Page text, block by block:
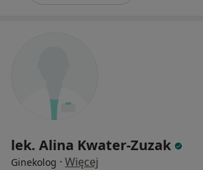
lek. Alina Kwater-Zuzak
Ginekolog · Więcej